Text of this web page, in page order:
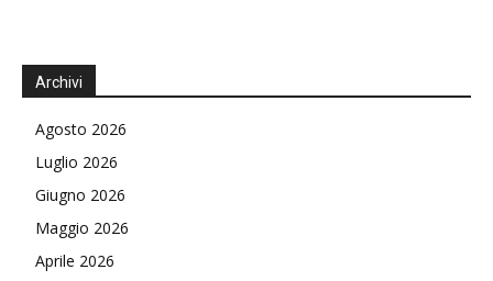
Archivi
Agosto 2026
Luglio 2026
Giugno 2026
Maggio 2026
Aprile 2026